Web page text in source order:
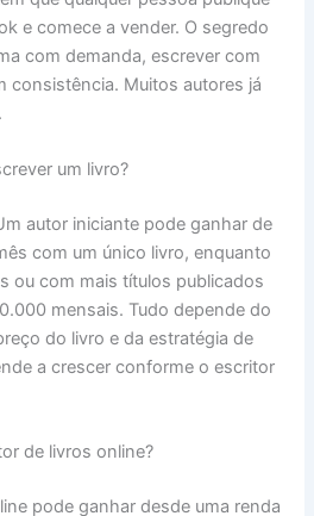
e comece a vender. O segredo
com demanda, escrever com
consistência. Muitos autores já
um livro?
autor iniciante pode ganhar de
com um único livro, enquanto
ou com mais títulos publicados
mensais. Tudo depende do
do livro e da estratégia de
a crescer conforme o escritor
de livros online?
pode ganhar desde uma renda